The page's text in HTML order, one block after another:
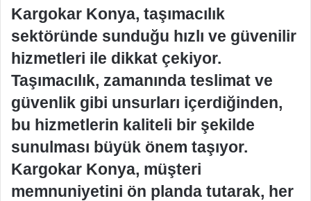
Kargokar Konya, taşımacılık
sektöründe sunduğu hızlı ve güvenilir
hizmetleri ile dikkat çekiyor.
Taşımacılık, zamanında teslimat ve
güvenlik gibi unsurları içerdiğinden,
bu hizmetlerin kaliteli bir şekilde
sunulması büyük önem taşıyor.
Kargokar Konya, müşteri
memnuniyetini ön planda tutarak, her